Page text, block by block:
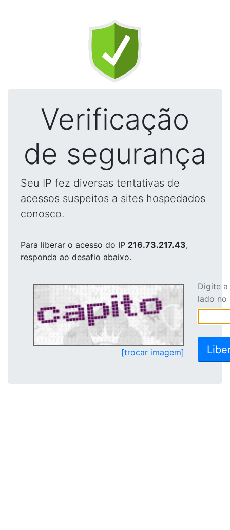
Verificação
de segurança
Seu IP fez diversas tentativas de
acessos suspeitos a sites hospedados
conosco.
Para liberar o acesso do IP 216.73.217.43,
responda ao desafio abaixo.
[trocar imagem]
Digite
lado no